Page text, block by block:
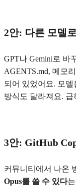
2안: 다른 모델
GPT나 Gemini로 바
AGENTS.md, 메모
되어 있었어요. 모
방식도 달라져요.
3안: GitHub
커뮤니티에서 나온
Opus를 쓸 수 있다